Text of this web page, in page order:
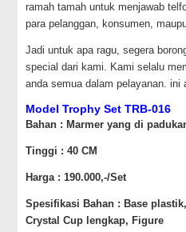
ramah tamah untuk menjawab
para pelanggan, konsumen,
Jadi untuk apa ragu, segera
special dari kami. Kami selalu
anda semua dalam pelayanan. ini
Model Trophy Set TRB-016
Bahan : Marmer yang di
Tinggi : 40 CM
Harga : 190.000,-/Set
Spesifikasi Bahan : Base
Crystal Cup lengkap, Figure